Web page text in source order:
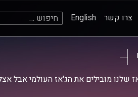
צרו קשר English חיפוש:
שלנו מובילים את הג'אז העולמי אבל